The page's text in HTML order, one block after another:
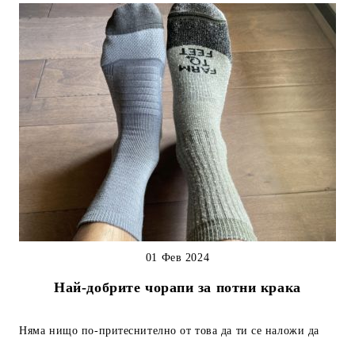
Най-добрите чорапи за потни крака
01 Фев 2024
Няма нищо по-притеснително от това да ти се наложи да